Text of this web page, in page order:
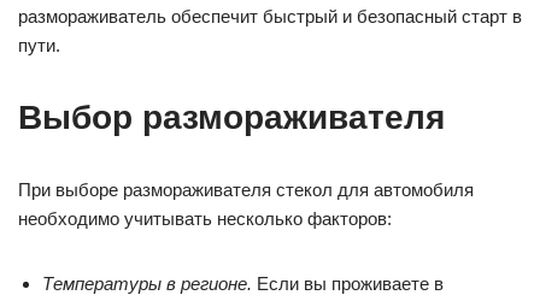
размораживатель обеспечит быстрый и безопасный старт в
пути.
Выбор размораживателя
При выборе размораживателя стекол для автомобиля
необходимо учитывать несколько факторов:
Температуры в регионе. Если вы проживаете в